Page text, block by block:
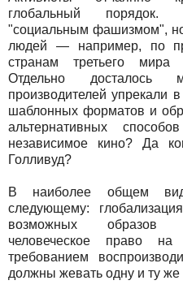
глобальный порядок.
"социальным фашизмом",
людей — например, по
странам третьего мира
Отдельно досталось
производителей упрекали
шаблонных форматов и
альтернативных
независимое кино? Да
Голливуд?
В наиболее общем
следующему:
возможных образов
человеческое право
требованием
должны жевать одну и ту же